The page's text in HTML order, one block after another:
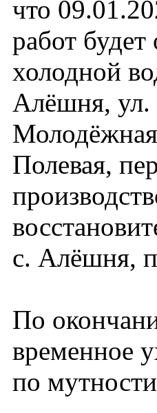
что
работ будет
холодной
Алёшня, ул.
Полевая,
с. Алёшня,
По
временное
по